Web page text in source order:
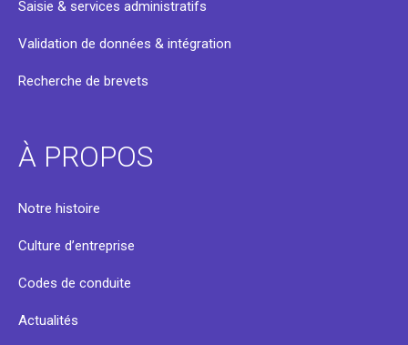
Saisie & services administratifs
Validation de données & intégration
Recherche de brevets
À PROPOS
Notre histoire
Culture d’entreprise
Codes de conduite
Actualités